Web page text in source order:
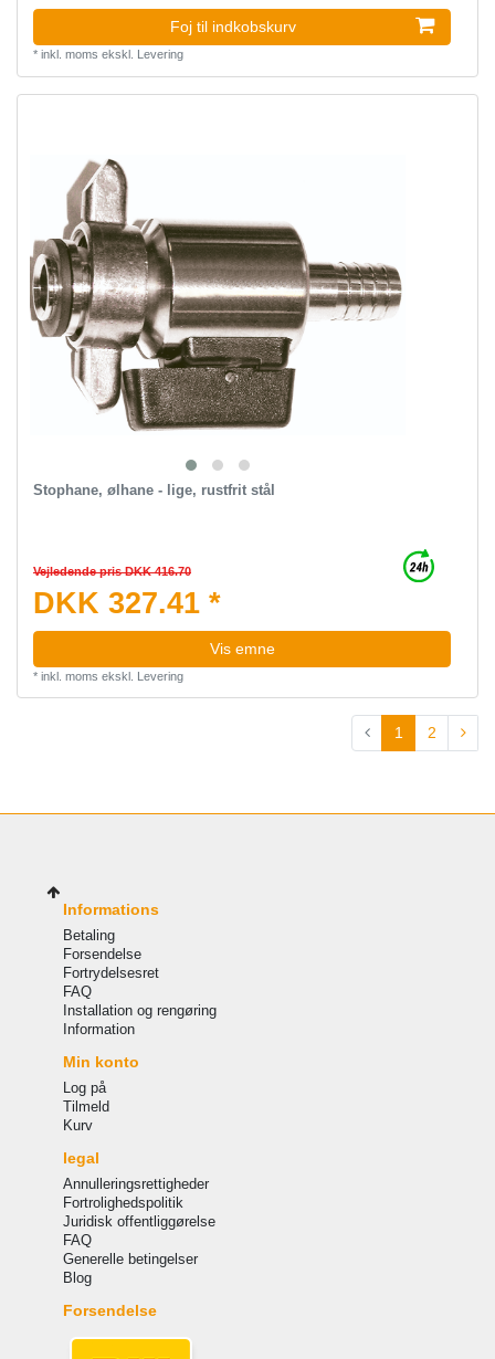
Foj til indkobskurv
* inkl. moms ekskl. Levering
Stophane, ølhane - lige, rustfrit stål
Vejledende pris DKK 416.70
DKK 327.41 *
Vis emne
* inkl. moms ekskl. Levering
1 2
Informations
Betaling
Forsendelse
Fortrydelsesret
FAQ
Installation og rengøring
Information
Min konto
Log på
Tilmeld
Kurv
legal
Annulleringsrettigheder
Fortrolighedspolitik
Juridisk offentliggørelse
FAQ
Generelle betingelser
Blog
Forsendelse